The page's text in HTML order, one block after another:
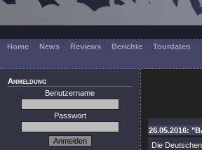
Home News Reviews Berichte Tourdaten
Anmeldung
Benutzername
Passwort
26.05.2016:
Die